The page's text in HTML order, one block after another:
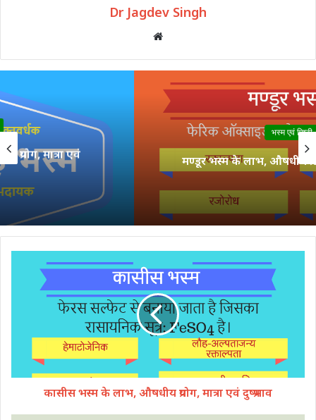
Dr Jagdev Singh
Website
मण्डूर भस्म के लाभ, औषधीय प्रयोग, मात्रा एवं दुष्प्रभाव
कासीस भस्म के लाभ, औषधीय प्रयोग, मात्रा एवं दुष्प्रभाव